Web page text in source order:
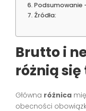
Podsumowanie
Źródła:
Brutto i
różnią
Główna różnica
obecności